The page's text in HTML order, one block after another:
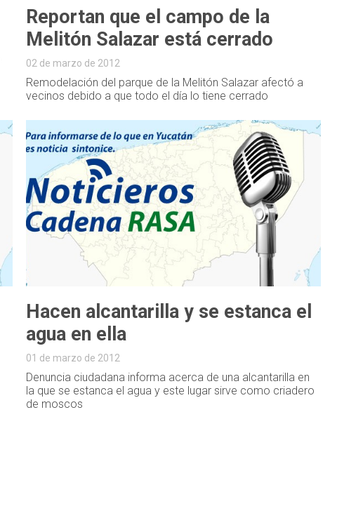
Reportan que el campo de la
Melitón Salazar está cerrado
02 de marzo de 2012
Remodelación del parque de la Melitón Salazar afectó a
vecinos debido a que todo el día lo tiene cerrado
Hacen alcantarilla y se estanca el
agua en ella
01 de marzo de 2012
Denuncia ciudadana informa acerca de una alcantarilla en
la que se estanca el agua y este lugar sirve como criadero
de moscos